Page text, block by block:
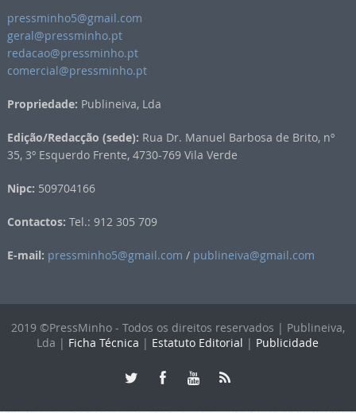
pressminho5@gmail.com
geral@pressminho.pt
redacao@pressminho.pt
comercial@pressminho.pt
Propriedade: Publineiva, Lda
Edição/Redacção (sede): Rua Dr. Manuel Barbosa de Brito, nº
35, 3º Esquerdo Frente, 4730-769 Vila Verde
Nipc: 509704166
Contactos: Tel.: 912 305 709
E-mail: pressminho5@gmail.com / publineiva@gmail.com
2019 ©PressMinho - Todos os direitos reservados | Publineiva,
Lda | Ficha Técnica | Estatuto Editorial | Publicidade